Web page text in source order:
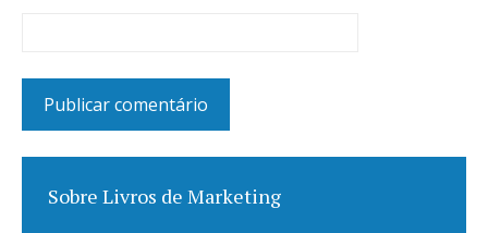
Sobre Livros de Marketing